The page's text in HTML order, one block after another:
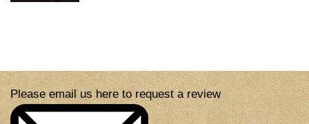
Please email us here to request a review